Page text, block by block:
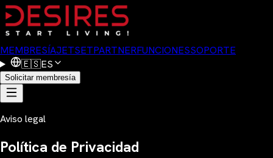
MEMBRESÍAJETSETPARTNERFUNCIONESSOPORTE
🇪🇸ES
Solicitar membresía
Aviso legal
Política de Privacidad